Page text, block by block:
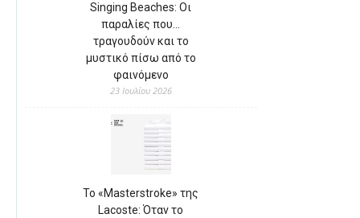
Singing Beaches: Οι
παραλίες που…
τραγουδούν και το
μυστικό πίσω από το
φαινόμενο
23 Ιουλίου 2026
Το «Masterstroke» της
Lacoste: Όταν το